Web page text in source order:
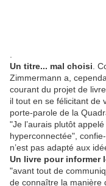
Un titre... mal choisi .
Zimmermann a,
courant du projet de
il tout en se félicitant de
porte-parole de la
"Je l’aurais plutôt
hyperconnectée",
n’est pas adapté aux
Un livre pour informer
"avant tout de
de connaître la manière